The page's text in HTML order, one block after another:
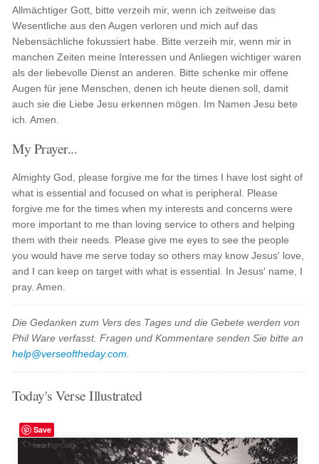
Allmächtiger Gott, bitte verzeih mir, wenn ich zeitweise das
Wesentliche aus den Augen verloren und mich auf das
Nebensächliche fokussiert habe. Bitte verzeih mir, wenn mir in
manchen Zeiten meine Interessen und Anliegen wichtiger waren
als der liebevolle Dienst an anderen. Bitte schenke mir offene
Augen für jene Menschen, denen ich heute dienen soll, damit
auch sie die Liebe Jesu erkennen mögen. Im Namen Jesu bete
ich. Amen.
My Prayer...
Almighty God, please forgive me for the times I have lost sight of
what is essential and focused on what is peripheral. Please
forgive me for the times when my interests and concerns were
more important to me than loving service to others and helping
them with their needs. Please give me eyes to see the people
you would have me serve today so others may know Jesus' love,
and I can keep on target with what is essential. In Jesus' name, I
pray. Amen.
Die Gedanken zum Vers des Tages und die Gebete werden von
Phil Ware verfasst. Fragen und Kommentare senden Sie bitte an
help@verseoftheday.com
Today's Verse Illustrated
Save